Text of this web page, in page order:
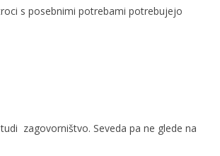
s posebnimi potrebami potrebujejo
zagovorništvo. Seveda pa ne glede na